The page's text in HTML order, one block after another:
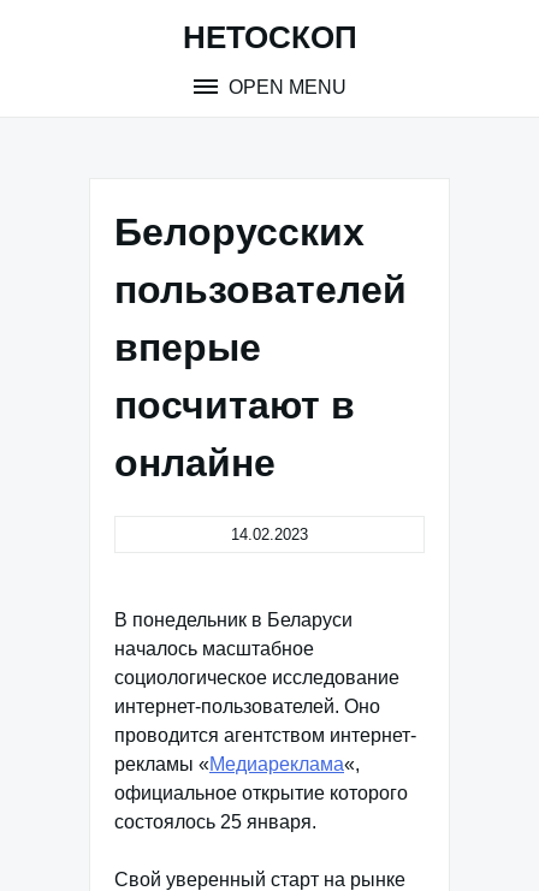
НЕТОСКОП
OPEN MENU
Белорусских
пользователей
вперые
посчитают в
онлайне
14.02.2023
В понедельник в Беларуси
началось масштабное
социологическое исследование
интернет-пользователей. Оно
проводится агентством интернет-
рекламы «Медиареклама«,
официальное открытие которого
состоялось 25 января.
Свой уверенный старт на рынке